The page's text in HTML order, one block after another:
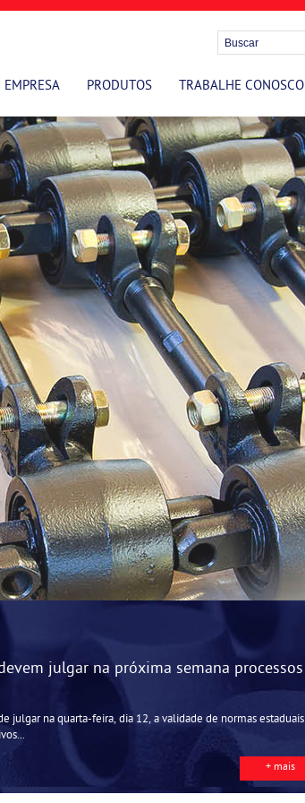
EMPRESA PRODUTOS TRABALHE CONOSCO
julgar na próxima semana processos
julgar na quarta-feira, dia 12, a validade de normas estaduais
+ mais